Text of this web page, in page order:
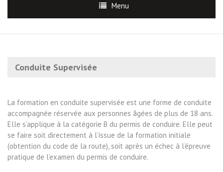
Menu
Conduite Supervisée
La formation en conduite supervisée est une forme de conduite
accompagnée réservée aux personnes âgées de plus de 18 ans.
Elle s’applique à la catégorie B du permis de conduire. Elle peut
se faire soit directement à l’issue de la formation initiale
(obtention du code de la route), soit après un échec à l’épreuve
pratique de l’examen du permis de conduire.